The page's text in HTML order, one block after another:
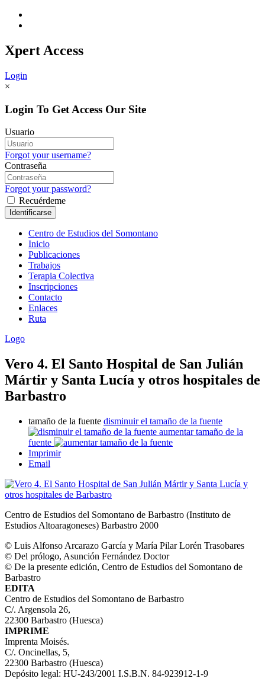
Xpert Access
Login
×
Login To Get Access Our Site
Usuario
Forgot your username?
Contraseña
Forgot your password?
Recuérdeme
Centro de Estudios del Somontano
Inicio
Publicaciones
Trabajos
Terapia Colectiva
Inscripciones
Contacto
Enlaces
Ruta
Logo
Vero 4. El Santo Hospital de San Julián
Mártir y Santa Lucía y otros hospitales de
Barbastro
tamaño de la fuente disminuir el tamaño de la fuente
aumentar tamaño de la
fuente
Imprimir
Email
Centro de Estudios del Somontano de Barbastro (Instituto de
Estudios Altoaragoneses) Barbastro 2000
© Luis Alfonso Arcarazo García y María Pilar Lorén Trasobares
© Del prólogo, Asunción Fernández Doctor
© De la presente edición, Centro de Estudios del Somontano de
Barbastro
EDITA
Centro de Estudios del Somontano de Barbastro
C/. Argensola 26,
22300 Barbastro (Huesca)
IMPRIME
Imprenta Moisés.
C/. Oncinellas, 5,
22300 Barbastro (Huesca)
Depósito legal: HU-243/2001 I.S.B.N. 84-923912-1-9